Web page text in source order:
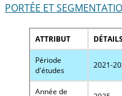
PORTÉE ET
ATTRIBUT
Période
d'études
2021-
Année de